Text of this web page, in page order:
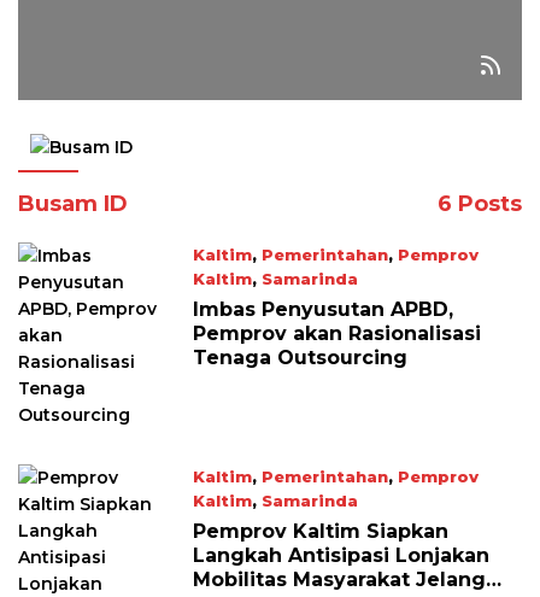
Busam ID 6 Posts
Kaltim, Pemerintahan, Pemprov
Kaltim, Samarinda
December 2, 2025
Imbas Penyusutan APBD,
Pemprov akan Rasionalisasi
Tenaga Outsourcing
Kaltim, Pemerintahan, Pemprov
Kaltim, Samarinda
December 2, 2025
Pemprov Kaltim Siapkan
Langkah Antisipasi Lonjakan
Mobilitas Masyarakat Jelang